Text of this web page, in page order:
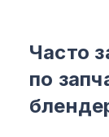
Часто
по